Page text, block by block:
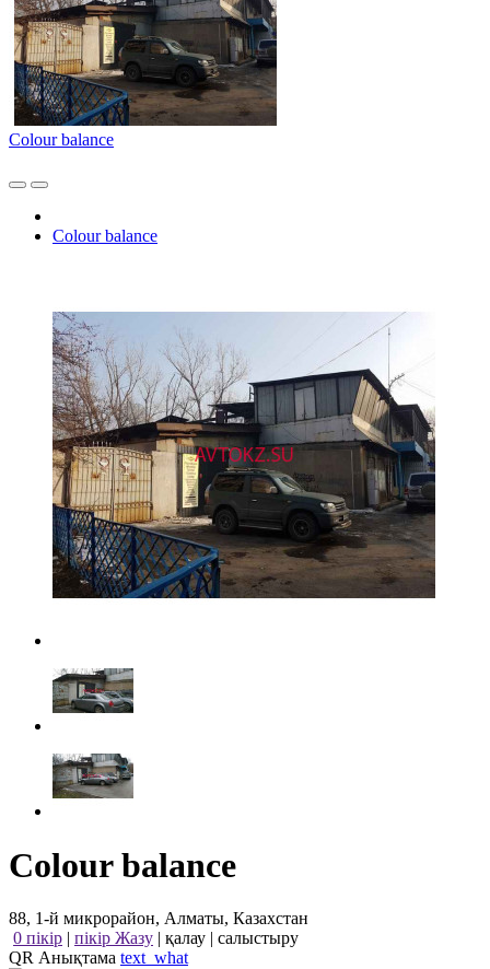
Colour balance
Colour balance
Colour balance
88, 1-й микрорайон, Алматы, Казахстан
0 пікір | пікір Жазу | қалау | салыстыру
QR Анықтама text_what